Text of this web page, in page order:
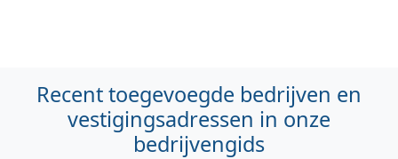
Recent toegevoegde bedrijven en
vestigingsadressen in onze
bedrijvengids